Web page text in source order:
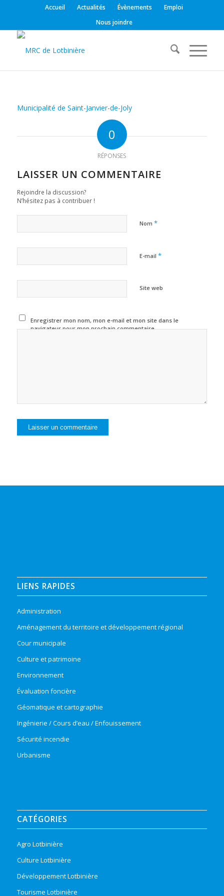
Accueil Actualités Évènements
Emploi
Nous joindre
Municipalité de Saint-Janvier-de-Joly
0
RÉPONSES
LAISSER UN COMMENTAIRE
Rejoindre la discussion?
N’hésitez pas à contribuer !
Nom *
E-mail *
Site web
Enregistrer mon nom, mon e-mail et mon site dans le
navigateur pour mon prochain commentaire.
LIENS RAPIDES
Administration
Aménagement du territoire et développement régional
Cour municipale
Culture et patrimoine
Environnement
Évaluation foncière
Géomatique et cartographie
Ingénierie / Cours d’eau / Enfouissement
Sécurité incendie
Urbanisme
CATÉGORIES
Agro Lotbinière
Culture Lotbinière
Développement Lotbinière
Tourisme Lotbinière